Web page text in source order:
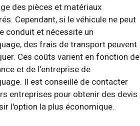
des pièces et matériaux
Cependant, si le véhicule ne peut
conduit et nécessite un
des frais de transport peuvent
Ces coûts varient en fonction de
et de l'entreprise de
Il est conseillé de contacter
entreprises pour obtenir des devis
l'option la plus économique.